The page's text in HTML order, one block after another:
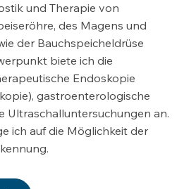
und Therapie von
des Magens und
der Bauchspeicheldrüse
biete ich die
Endoskopie
gastroenterologische
Ultraschalluntersuchungen an.
ich auf die Möglichkeit der